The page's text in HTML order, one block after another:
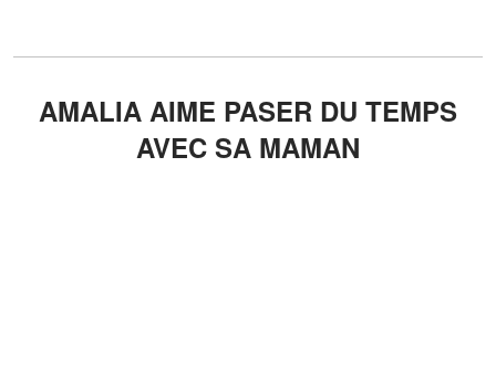
AMALIA AIME PASER DU TEMPS
AVEC SA MAMAN